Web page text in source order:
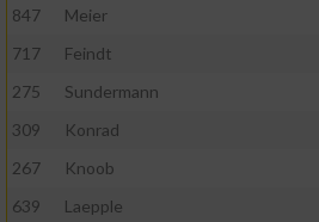
847
Meier
717
Feindt
275
Sundermann
309
Konrad
267
Knoob
639
Laepple